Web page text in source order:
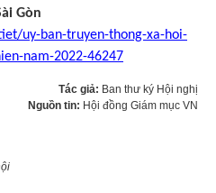
Gòn
uy-ban-truyen-thong-xa-hoi-
nam-2022-46247
Tác giả: Ban thư ký Hội nghị
Nguồn tin: Hội đồng Giám mục VN